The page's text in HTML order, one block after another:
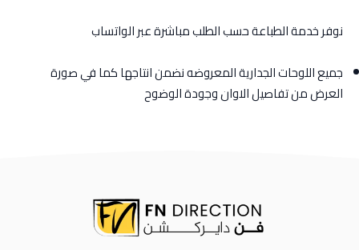
نوفر خدمة الطباعة حسب الطلب مباشرة عبر الواتساب
جميع اللوحات الجدارية المعروضه نضمن انتاجها كما في صورة
العرض من تفاصيل الاوان وجودة الوضوح